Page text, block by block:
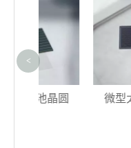
微型太阳能电
<